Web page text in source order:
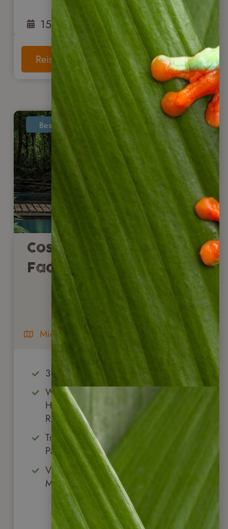
15 Tage ab2.225€
Reise anschauen
Bestseller
Costa Rica mit allen
Facetten
Mietwagenreise
3-wöchige Selbstfahrer-Rundreise
Wundervoller Mix aus beliebten
Highlights und abgelegenen
Regionen
Traumstrände an der Karibik- &
Pazifikküste
Vulkan Arenal, Manuel Antonio NP,
Monteverde Nebelwald